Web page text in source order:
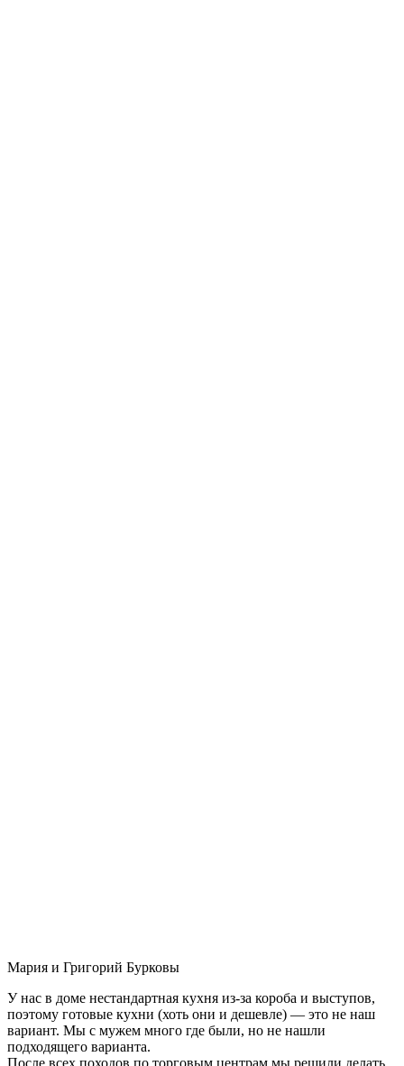
Мария и Григорий Бурковы
У нас в доме нестандартная кухня из-за короба и выступов,
поэтому готовые кухни (хоть они и дешевле) — это не наш
вариант. Мы с мужем много где были, но не нашли
подходящего варианта.
После всех походов по торговым центрам мы решили делать